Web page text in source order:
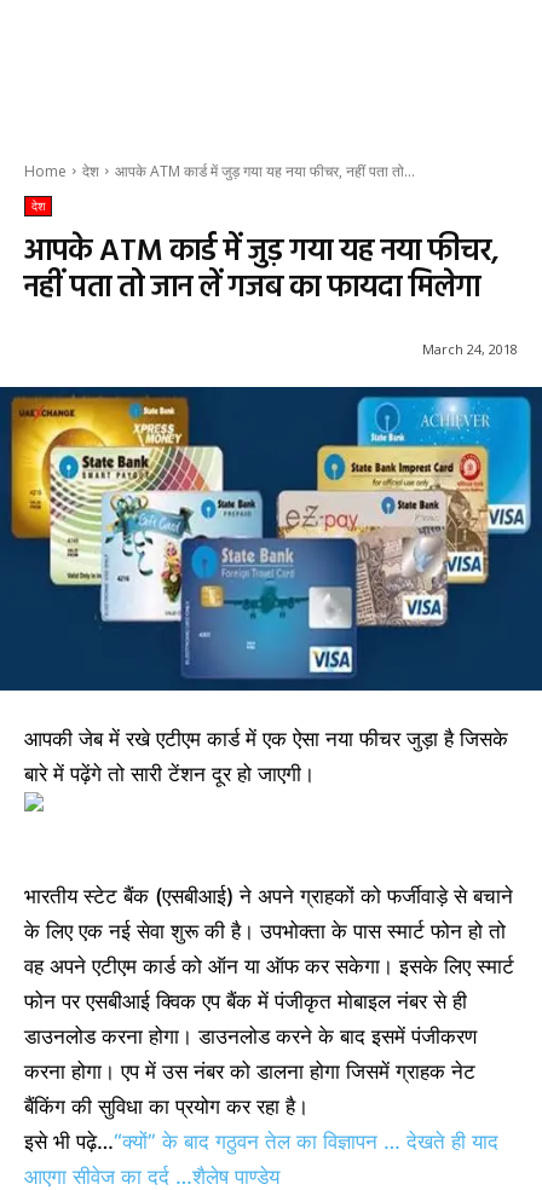
Home देश आपके ATM कार्ड में जुड़ गया यह नया फीचर, नहीं पता तो...
देश
आपके ATM कार्ड में जुड़ गया यह नया फीचर,
नहीं पता तो जान लें गजब का फायदा मिलेगा
March 24, 2018
आपकी जेब में रखे एटीएम कार्ड में एक ऐसा नया फीचर जुड़ा है जिसके
बारे में पढ़ेंगे तो सारी टेंशन दूर हो जाएगी।
भारतीय स्टेट बैंक (एसबीआई) ने अपने ग्राहकों को फर्जीवाड़े से बचाने
के लिए एक नई सेवा शुरू की है। उपभोक्ता के पास स्मार्ट फोन हो तो
वह अपने एटीएम कार्ड को ऑन या ऑफ कर सकेगा। इसके लिए स्मार्ट
फोन पर एसबीआई क्विक एप बैंक में पंजीकृत मोबाइल नंबर से ही
डाउनलोड करना होगा। डाउनलोड करने के बाद इसमें पंजीकरण
करना होगा। एप में उस नंबर को डालना होगा जिसमें ग्राहक नेट
बैंकिंग की सुविधा का प्रयोग कर रहा है।
इसे भी पढ़े…“क्यों” के बाद गठुवन तेल का विज्ञापन … देखते ही याद
आएगा सीवेज का दर्द …शैलेष पाण्डेय